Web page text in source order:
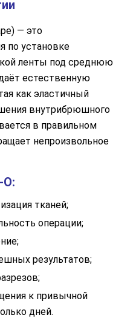
— это
по установке
ленты под среднюю
естественную
как эластичный
внутрибрюшного
в правильном
непроизвольное
тканей;
операции;
результатов;
к привычной
дней.